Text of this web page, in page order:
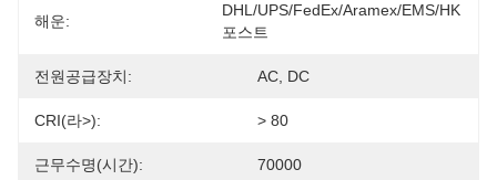
해운:
DHL/UPS/FedEx/Aramex/EMS/HK
포스트
전원공급장치: AC, DC
CRI(라>): > 80
근무수명(시간): 70000